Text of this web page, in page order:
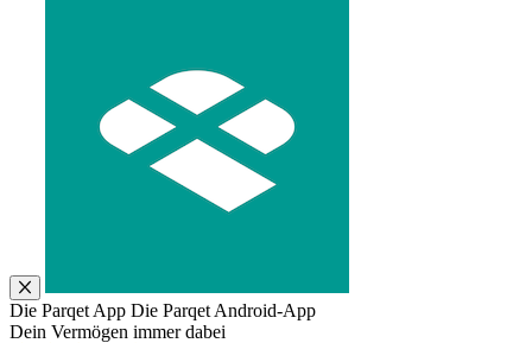
Die Parqet App Die Parqet Android-App
Dein Vermögen immer dabei